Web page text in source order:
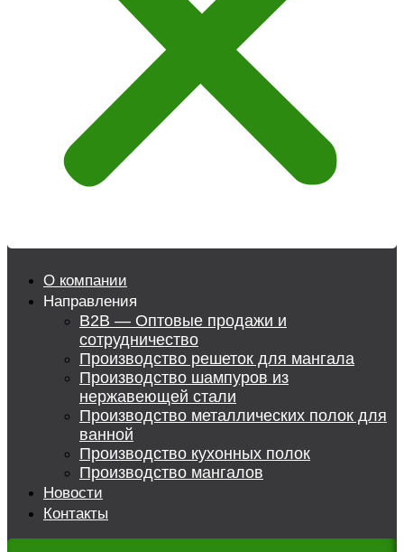
О компании
Направления
B2B — Оптовые продажи и
сотрудничество
Производство решеток для мангала
Производство шампуров из
нержавеющей стали
Производство металлических полок для
ванной
Производство кухонных полок
Производство мангалов
Новости
Контакты